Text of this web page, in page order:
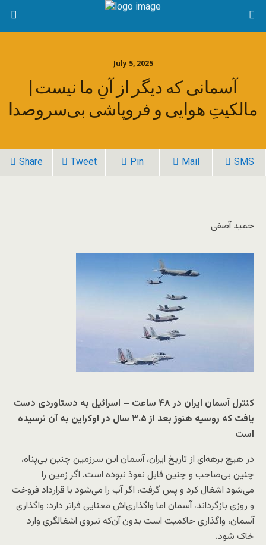
July 5, 2025
آسمانی که دیگر از آنِ ما نیست |
مالکیتِ هوایی و فروپاشی بی‌سروصدا
Share Tweet Pin Mail SMS
حمید آصفی
کنترل آسمان‌ ایران در ۴۸ ساعت – اسرائیل به دستاوردی دست
یافت که روسیه هنوز بعد از ۳.۵ سال در اوکراین به آن نرسیده
است
در هیچ برهه‌ای از تاریخ ایران، آسمان این سرزمین چنین بی‌پناه،
چنین بی‌صاحب و چنین قابل نفوذ نبوده است. اگر زمین را
می‌شود اشغال کرد و پس گرفت، اگر آب را می‌شود با قرارداد فروخت
و روزی بازگرداند، آسمان اما واگذاری‌اش معنایی فراتر دارد: واگذاری
آسمان، واگذاری حاکمیت است بدون آن‌که نیروی اشغالگری وارد
خاک شود.